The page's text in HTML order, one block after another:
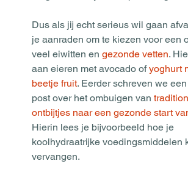
Dus als jij echt serieus wil gaan
je aanraden om te kiezen voor een
veel eiwitten en gezonde vetten.
aan eieren met avocado of yoghurt
beetje fruit. Eerder schreven we
post over het ombuigen van
ontbijtjes naar een gezonde start
Hierin lees je bijvoorbeeld hoe je
koolhydraatrijke voedingsmiddelen
vervangen.